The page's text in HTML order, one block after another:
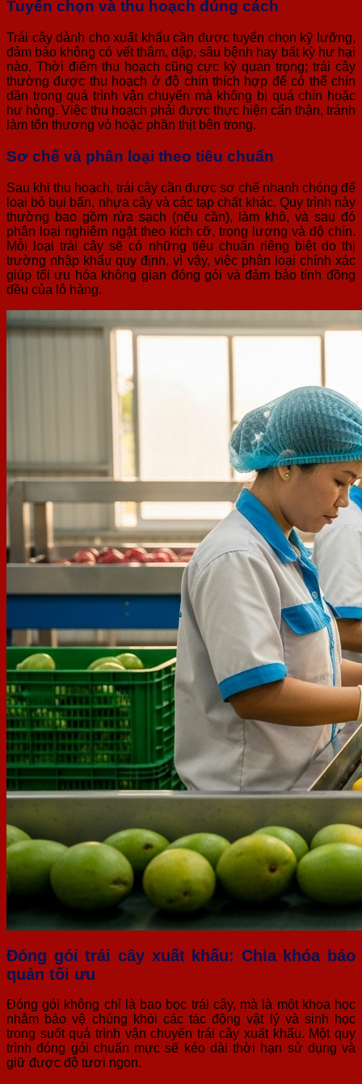
Tuyển chọn và thu hoạch đúng cách
Trái cây dành cho xuất khẩu cần được tuyển chọn kỹ lưỡng,
đảm bảo không có vết thâm, dập, sâu bệnh hay bất kỳ hư hại
nào. Thời điểm thu hoạch cũng cực kỳ quan trọng; trái cây
thường được thu hoạch ở độ chín thích hợp để có thể chín
dần trong quá trình vận chuyển mà không bị quá chín hoặc
hư hỏng. Việc thu hoạch phải được thực hiện cẩn thận, tránh
làm tổn thương vỏ hoặc phần thịt bên trong.
Sơ chế và phân loại theo tiêu chuẩn
Sau khi thu hoạch, trái cây cần được sơ chế nhanh chóng để
loại bỏ bụi bẩn, nhựa cây và các tạp chất khác. Quy trình này
thường bao gồm rửa sạch (nếu cần), làm khô, và sau đó
phân loại nghiêm ngặt theo kích cỡ, trọng lượng và độ chín.
Mỗi loại trái cây sẽ có những tiêu chuẩn riêng biệt do thị
trường nhập khẩu quy định, vì vậy, việc phân loại chính xác
giúp tối ưu hóa không gian đóng gói và đảm bảo tính đồng
đều của lô hàng.
Đóng gói trái cây xuất khẩu: Chìa khóa bảo
quản tối ưu
Đóng gói không chỉ là bao bọc trái cây, mà là một khoa học
nhằm bảo vệ chúng khỏi các tác động vật lý và sinh học
trong suốt quá trình vận chuyển trái cây xuất khẩu. Một quy
trình đóng gói chuẩn mực sẽ kéo dài thời hạn sử dụng và
giữ được độ tươi ngon.